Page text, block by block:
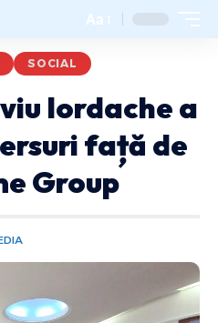
Aa
SOCIAL
Iordache a
față de
Group